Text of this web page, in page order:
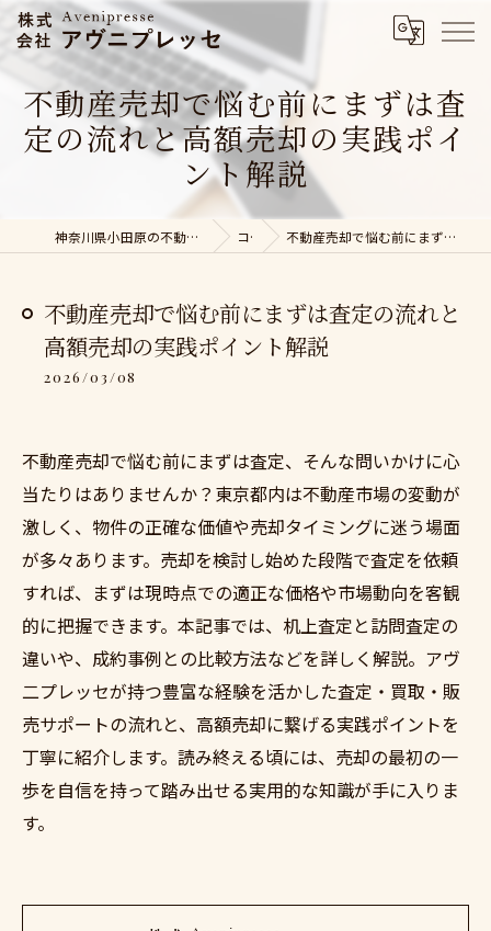
不動産売却で悩む前にまずは査
定の流れと高額売却の実践ポイ
ント解説
神奈川県小田原の不動産売却なら株式会社アヴニプレッセ コラム 不動産売却で悩む前にまずは査定の流れと高額売却の実践ポイント解説
不動産売却で悩む前にまずは査定の流れと
高額売却の実践ポイント解説
2026/03/08
不動産売却で悩む前にまずは査定、そんな問いかけに心
当たりはありませんか？東京都内は不動産市場の変動が
激しく、物件の正確な価値や売却タイミングに迷う場面
が多々あります。売却を検討し始めた段階で査定を依頼
すれば、まずは現時点での適正な価格や市場動向を客観
的に把握できます。本記事では、机上査定と訪問査定の
違いや、成約事例との比較方法などを詳しく解説。アヴ
二プレッセが持つ豊富な経験を活かした査定・買取・販
売サポートの流れと、高額売却に繋げる実践ポイントを
丁寧に紹介します。読み終える頃には、売却の最初の一
歩を自信を持って踏み出せる実用的な知識が手に入りま
す。